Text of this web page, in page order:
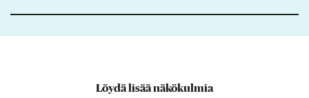
Löydä lisää näkökulmia